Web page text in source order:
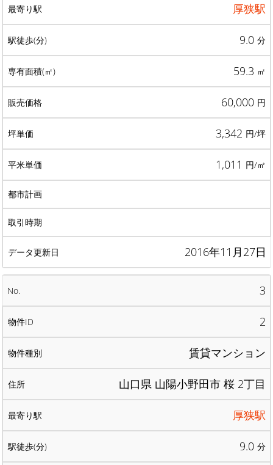
厚狭駅
9.0 分
59.3 ㎡
60,000 円
3,342 円/坪
1,011 円/㎡
2016年11月27日
3
2
賃貸マンション
山口県 山陽小野田市 桜 2丁目
厚狭駅
9.0 分